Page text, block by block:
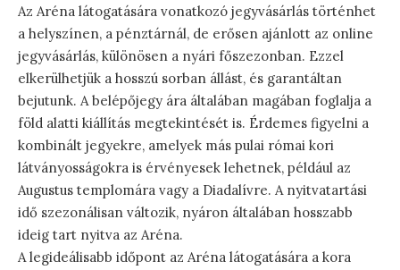
Az Aréna látogatására vonatkozó jegyvásárlás történhet
a helyszínen, a pénztárnál, de erősen ajánlott az online
jegyvásárlás, különösen a nyári főszezonban. Ezzel
elkerülhetjük a hosszú sorban állást, és garantáltan
bejutunk. A belépőjegy ára általában magában foglalja a
föld alatti kiállítás megtekintését is. Érdemes figyelni a
kombinált jegyekre, amelyek más pulai római kori
látványosságokra is érvényesek lehetnek, például az
Augustus templomára vagy a Diadalívre. A nyitvatartási
idő szezonálisan változik, nyáron általában hosszabb
ideig tart nyitva az Aréna.
A legideálisabb időpont az Aréna látogatására a kora